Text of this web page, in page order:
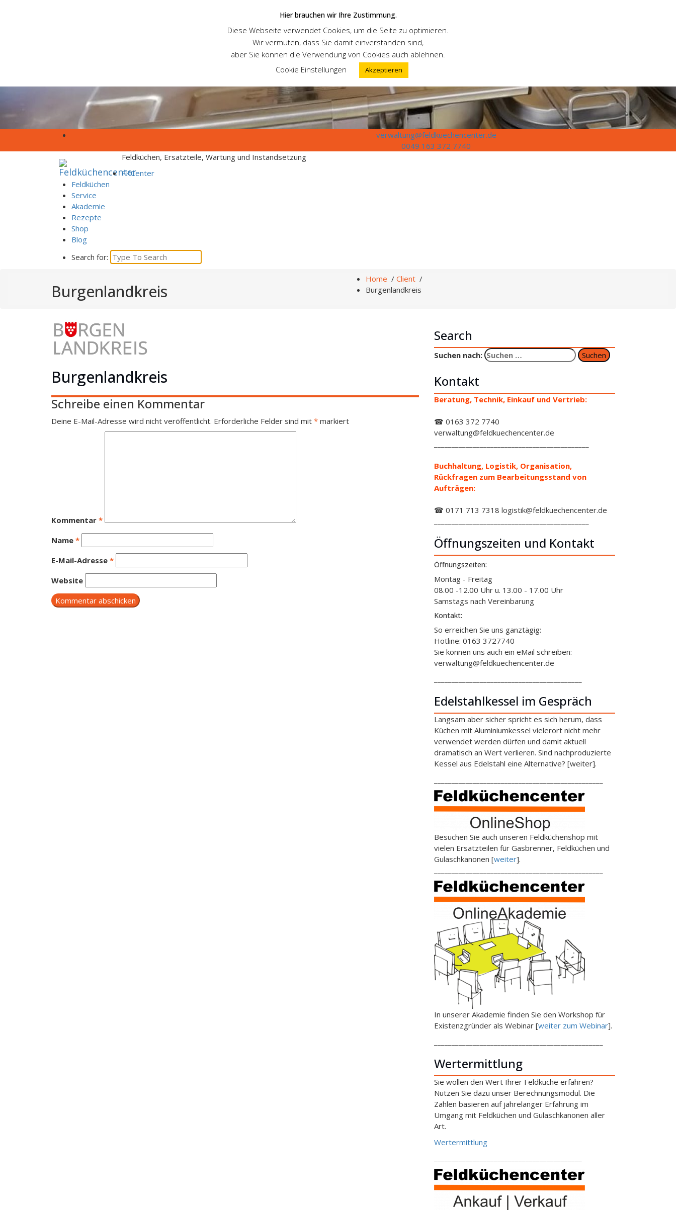
verwaltung@feldkuechencenter.de
0049 163 372 7740
Feldküchen, Ersatzteile, Wartung und Instandsetzung
FKCenter
Feldküchen
Service
Akademie
Rezepte
Shop
Blog
Search for:
Burgenlandkreis
Home / Client /
Burgenlandkreis
Burgenlandkreis
Schreibe einen Kommentar
Deine E-Mail-Adresse wird nicht veröffentlicht. Erforderliche Felder sind mit * markiert
Kommentar *
Name *
E-Mail-Adresse *
Website
Search
Suchen nach:
Kontakt
Beratung, Technik, Einkauf und Vertrieb:
☎ 0163 372 7740
verwaltung@feldkuechencenter.de
Buchhaltung, Logistik, Organisation,
Rückfragen zum Bearbeitungsstand von
Aufträgen:
☎ 0171 713 7318 logistik@feldkuechencenter.de
Öffnungszeiten und Kontakt
Öffnungszeiten:
Montag - Freitag
08.00 -12.00 Uhr u. 13.00 - 17.00 Uhr
Samstags nach Vereinbarung
Kontakt:
So erreichen Sie uns ganztägig:
Hotline: 0163 3727740
Sie können uns auch ein eMail schreiben:
verwaltung@feldkuechencenter.de
Edelstahlkessel im Gespräch
Langsam aber sicher spricht es sich herum, dass
Küchen mit Aluminiumkessel vielerort nicht mehr
verwendet werden dürfen und damit aktuell
dramatisch an Wert verlieren. Sind nachproduzierte
Kessel aus Edelstahl eine Alternative? [weiter].
Besuchen Sie auch unseren Feldküchenshop mit
vielen Ersatzteilen für Gasbrenner, Feldküchen und
Gulaschkanonen [weiter].
In unserer Akademie finden Sie den Workshop für
Existenzgründer als Webinar [weiter zum Webinar].
Wertermittlung
Sie wollen den Wert Ihrer Feldküche erfahren?
Nutzen Sie dazu unser Berechnungsmodul. Die
Zahlen basieren auf jahrelanger Erfahrung im
Umgang mit Feldküchen und Gulaschkanonen aller
Art.
Wertermittlung
Hier brauchen wir Ihre Zustimmung.
Diese Webseite verwendet Cookies, um die Seite zu optimieren.
Wir vermuten, dass Sie damit einverstanden sind,
aber Sie können die Verwendung von Cookies auch ablehnen.
Cookie Einstellungen
Akzeptieren